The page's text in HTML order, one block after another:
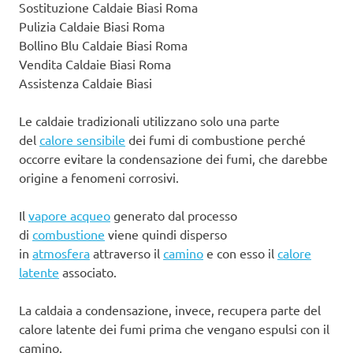
Sostituzione Caldaie Biasi Roma
Pulizia Caldaie Biasi Roma
Bollino Blu Caldaie Biasi Roma
Vendita Caldaie Biasi Roma
Assistenza Caldaie Biasi
Le caldaie tradizionali utilizzano solo una parte
del calore sensibile dei fumi di combustione perché
occorre evitare la condensazione dei fumi, che darebbe
origine a fenomeni corrosivi.
Il vapore acqueo generato dal processo
di combustione viene quindi disperso
in atmosfera attraverso il camino e con esso il calore
latente associato.
La caldaia a condensazione, invece, recupera parte del
calore latente dei fumi prima che vengano espulsi con il
camino.